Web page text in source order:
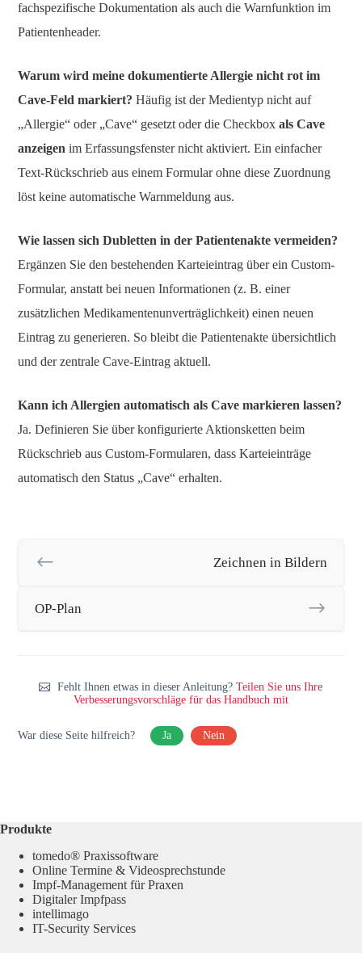
fachspezifische Dokumentation als auch die Warnfunktion im
Patientenheader.
Warum wird meine dokumentierte Allergie nicht rot im
Cave-Feld markiert? Häufig ist der Medientyp nicht auf
„Allergie“ oder „Cave“ gesetzt oder die Checkbox als Cave
anzeigen im Erfassungsfenster nicht aktiviert. Ein einfacher
Text-Rückschrieb aus einem Formular ohne diese Zuordnung
löst keine automatische Warnmeldung aus.
Wie lassen sich Dubletten in der Patientenakte vermeiden?
Ergänzen Sie den bestehenden Karteieintrag über ein Custom-
Formular, anstatt bei neuen Informationen (z. B. einer
zusätzlichen Medikamentenunverträglichkeit) einen neuen
Eintrag zu generieren. So bleibt die Patientenakte übersichtlich
und der zentrale Cave-Eintrag aktuell.
Kann ich Allergien automatisch als Cave markieren lassen?
Ja. Definieren Sie über konfigurierte Aktionsketten beim
Rückschrieb aus Custom-Formularen, dass Karteieinträge
automatisch den Status „Cave“ erhalten.
Zeichnen in Bildern
OP-Plan
Fehlt Ihnen etwas in dieser Anleitung?Teilen Sie uns Ihre
Verbesserungsvorschläge für das Handbuch mit
War diese Seite hilfreich? Ja Nein
Produkte
tomedo® Praxissoftware
Online Termine & Videosprechstunde
Impf-Management für Praxen
Digitaler Impfpass
intellimago
IT-Security Services